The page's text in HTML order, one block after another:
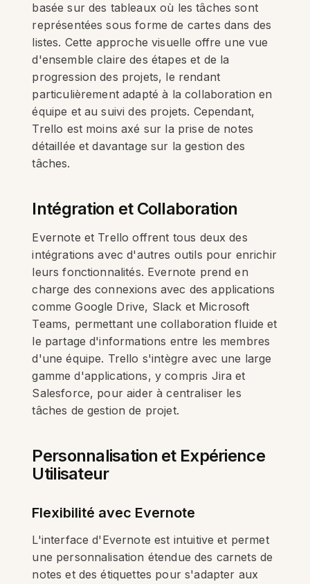
basée sur des tableaux où les tâches sont
représentées sous forme de cartes dans des
listes. Cette approche visuelle offre une vue
d'ensemble claire des étapes et de la
progression des projets, le rendant
particulièrement adapté à la collaboration en
équipe et au suivi des projets. Cependant,
Trello est moins axé sur la prise de notes
détaillée et davantage sur la gestion des
tâches.
Intégration et Collaboration
Evernote et Trello offrent tous deux des
intégrations avec d'autres outils pour enrichir
leurs fonctionnalités. Evernote prend en
charge des connexions avec des applications
comme Google Drive, Slack et Microsoft
Teams, permettant une collaboration fluide et
le partage d'informations entre les membres
d'une équipe. Trello s'intègre avec une large
gamme d'applications, y compris Jira et
Salesforce, pour aider à centraliser les
tâches de gestion de projet.
Personnalisation et Expérience
Utilisateur
Flexibilité avec Evernote
L'interface d'Evernote est intuitive et permet
une personnalisation étendue des carnets de
notes et des étiquettes pour s'adapter aux